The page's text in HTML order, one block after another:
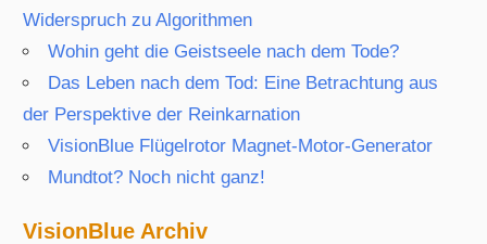
Widerspruch zu Algorithmen
Wohin geht die Geistseele nach dem Tode?
Das Leben nach dem Tod: Eine Betrachtung aus
der Perspektive der Reinkarnation
VisionBlue Flügelrotor Magnet-Motor-Generator
Mundtot? Noch nicht ganz!
VisionBlue Archiv